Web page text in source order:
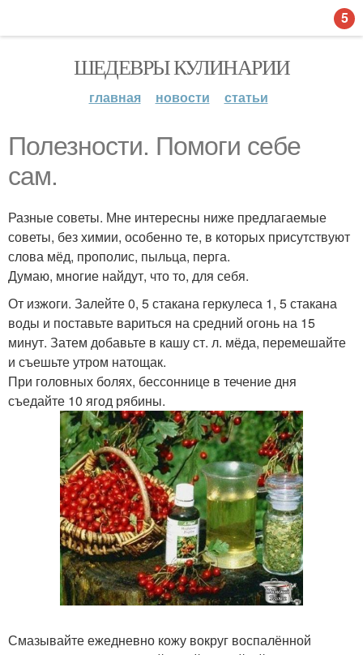
ШЕДЕВРЫ КУЛИНАРИИ
главная новости статьи
Полезности. Помоги себе
сам.
Разные советы. Мне интересны ниже предлагаемые
советы, без химии, особенно те, в которых присутствуют
слова мёд, прополис, пыльца, перга.
Думаю, многие найдут, что то, для себя.
От изжоги. Залейте 0, 5 стакана геркулеса 1, 5 стакана
воды и поставьте вариться на средний огонь на 15
минут. Затем добавьте в кашу ст. л. мёда, перемешайте
и съешьте утром натощак.
При головных болях, бессоннице в течение дня
съедайте 10 ягод рябины.
Смазывайте ежедневно кожу вокруг воспалённой
5